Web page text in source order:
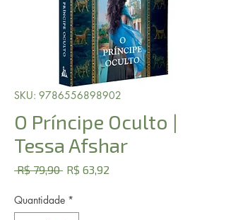
SKU: 9786556898902
O Príncipe Oculto |
Tessa Afshar
R$ 79,90 Preço
R$ 63,92
Quantidade *